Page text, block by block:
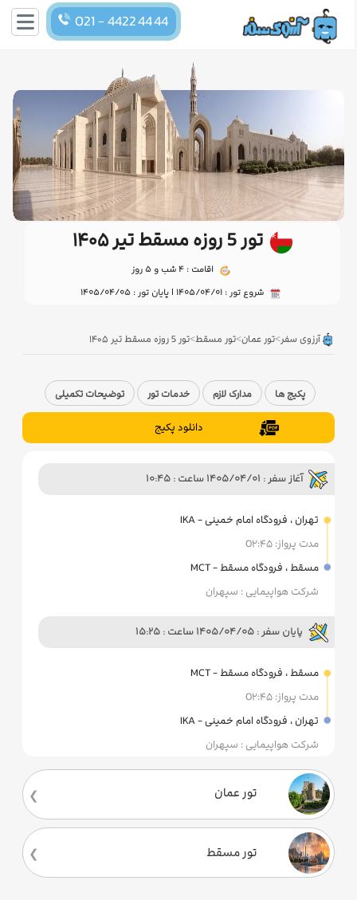
021 - 4422 44 44
تور 5 روزه مسقط تیر ۱۴۰۵
اقامت : 4 شب و 5 روز
شروع تور : 1405/04/01 | پایان تور : 1405/04/05
آرزوی سفر>تور عمان>تور مسقط>تور 5 روزه مسقط تیر ۱۴۰۵
پکیج ها مدارک لازم خدمات تور توضیحات تکمیلی
دانلود پکیج
آغاز سفر : 1405/04/01 ساعت : ۱۰:۴۵
تهران ، فرودگاه امام خمینی - IKA
مدت پرواز: 0۲:۴۵
مسقط ، فرودگاه مسقط - MCT
شرکت هواپیمایی : سپهران
پایان سفر : 1405/04/05 ساعت : ۱۵:۲۵
مسقط ، فرودگاه مسقط - MCT
مدت پرواز: 0۲:۴۵
تهران ، فرودگاه امام خمینی - IKA
شرکت هواپیمایی : سپهران
تور عمان
تور مسقط